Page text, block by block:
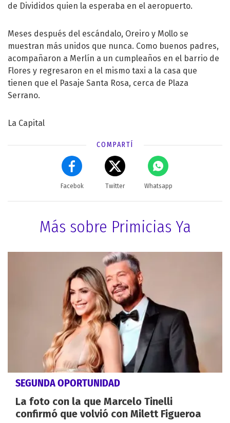
de Divididos quien la esperaba en el aeropuerto.
Meses después del escándalo, Oreiro y Mollo se
muestran más unidos que nunca. Como buenos padres,
acompañaron a Merlín a un cumpleaños en el barrio de
Flores y regresaron en el mismo taxi a la casa que
tienen que el Pasaje Santa Rosa, cerca de Plaza
Serrano.
La Capital
COMPARTÍ
Facebok Twitter Whatsapp
Más sobre Primicias Ya
SEGUNDA OPORTUNIDAD
La foto con la que Marcelo Tinelli
confirmó que volvió con Milett Figueroa